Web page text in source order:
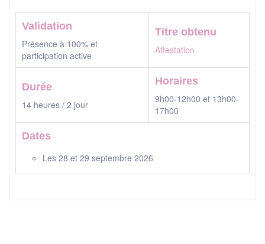
Validation
Présence à 100% et
participation active
Titre obtenu
Attestation
Durée
14 heures / 2 jour
Horaires
9h00-12h00 et 13h00-
17h00
Dates
Les 28 et 29 septembre 2026